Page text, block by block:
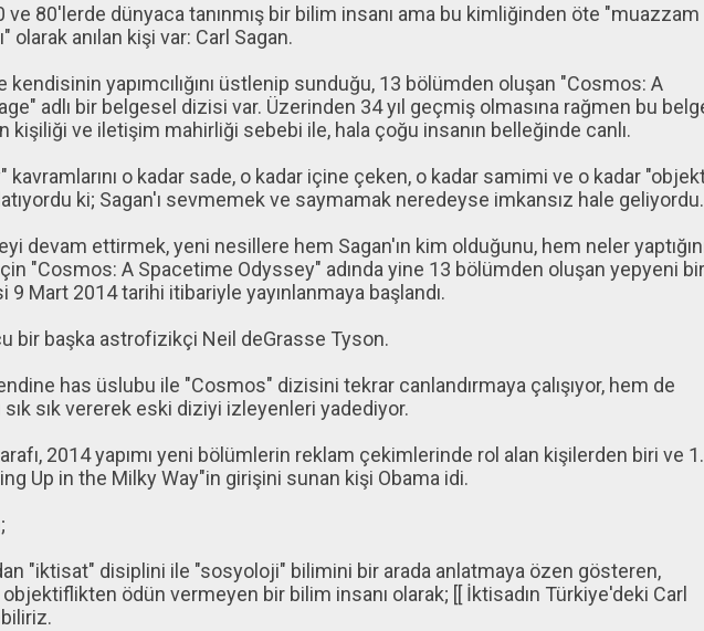
ve 80'lerde dünyaca tanınmış bir bilim insanı ama bu kimliğinden öte "muazzam
olarak anılan kişi var: Carl Sagan.
kendisinin yapımcılığını üstlenip sunduğu, 13 bölümden oluşan "Cosmos: A
adlı bir belgesel dizisi var. Üzerinden 34 yıl geçmiş olmasına rağmen bu
kişiliği ve iletişim mahirliği sebebi ile, hala çoğu insanın belleğinde canlı.
kavramlarını o kadar sade, o kadar içine çeken, o kadar samimi ve o kadar
ki; Sagan'ı sevmemek ve saymamak neredeyse imkansız hale geliyordu.
devam ettirmek, yeni nesillere hem Sagan'ın kim olduğunu, hem neler
"Cosmos: A Spacetime Odyssey" adında yine 13 bölümden oluşan yepyeni bir
9 Mart 2014 tarihi itibariyle yayınlanmaya başlandı.
bir başka astrofizikçi Neil deGrasse Tyson.
has üslubu ile "Cosmos" dizisini tekrar canlandırmaya çalışıyor, hem de
sık sık vererek eski diziyi izleyenleri yadediyor.
2014 yapımı yeni bölümlerin reklam çekimlerinde rol alan kişilerden biri ve 1.
Up in the Milky Way"in girişini sunan kişi Obama idi.
"iktisat" disiplini ile "sosyoloji" bilimini bir arada anlatmaya özen gösteren,
ödün vermeyen bir bilim insanı olarak; [[ İktisadın Türkiye'deki Carl